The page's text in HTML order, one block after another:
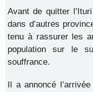
Avant de quitter
dans d’autres
tenu à rassurer les
population sur le
souffrance.
Il a annoncé